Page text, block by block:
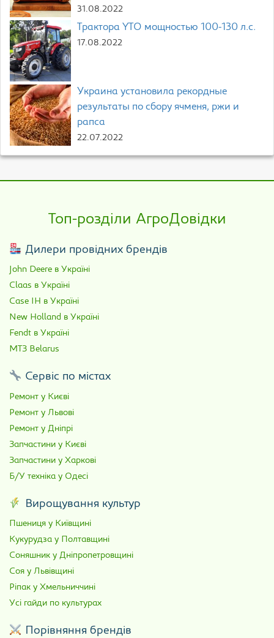
31.08.2022
Трактора YTO мощностью 100-130 л.с.
17.08.2022
Украина установила рекордные
результаты по сбору ячменя, ржи и
рапса
22.07.2022
Топ-розділи АгроДовідки
Дилери провідних брендів
John Deere в Україні
Claas в Україні
Case IH в Україні
New Holland в Україні
Fendt в Україні
МТЗ Belarus
Сервіс по містах
Ремонт у Києві
Ремонт у Львові
Ремонт у Дніпрі
Запчастини у Києві
Запчастини у Харкові
Б/У техніка у Одесі
Вирощування культур
Пшениця у Київщині
Кукурудза у Полтавщині
Соняшник у Дніпропетровщині
Соя у Львівщині
Ріпак у Хмельниччині
Усі гайди по культурах
Порівняння брендів